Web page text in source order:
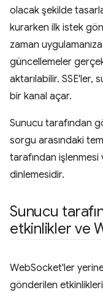
olacak şekilde
kurarken ilk istek
zaman
güncellemeler
aktarılabilir. SSE'ler,
bir kanal açar.
Sunucu tarafından
sorgu arasındaki
tarafından işlenmesi
dinlemesidir.
Sunucu
etkinlikler ve
WebSocket'ler
gönderilen